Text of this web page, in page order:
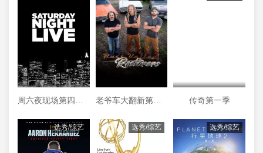
周六夜现场第四十四季 老爷车大翻新第三季 传奇第一季
选秀/综艺 选秀/综艺 选秀/综艺